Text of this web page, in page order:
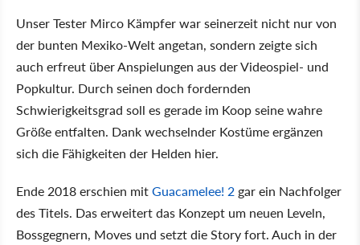
Unser Tester Mirco Kämpfer war seinerzeit nicht nur von
der bunten Mexiko-Welt angetan, sondern zeigte sich
auch erfreut über Anspielungen aus der Videospiel- und
Popkultur. Durch seinen doch fordernden
Schwierigkeitsgrad soll es gerade im Koop seine wahre
Größe entfalten. Dank wechselnder Kostüme ergänzen
sich die Fähigkeiten der Helden hier.
Ende 2018 erschien mitGuacamelee! 2 gar ein Nachfolger
des Titels. Das erweitert das Konzept um neuen Leveln,
Bossgegnern, Moves und setzt die Story fort. Auch in der